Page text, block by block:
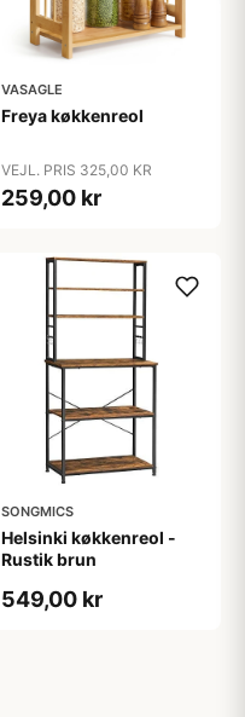
VASAGLE
Freya køkkenreol
VEJL. PRIS 325,00 KR
259,00 kr
SONGMICS
Helsinki køkkenreol -
Rustik brun
549,00 kr